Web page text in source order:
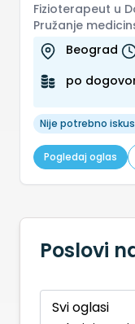
Fizioterapeut u
Pružanje
podrškeBeograd
po
Nije potrebno
Pogledaj oglas
Poslovi